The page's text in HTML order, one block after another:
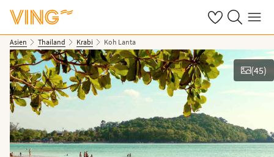
Se dinaSök på ving.se
Meny
Asien Thailand Krabi Koh Lanta
Se bilder
(45)